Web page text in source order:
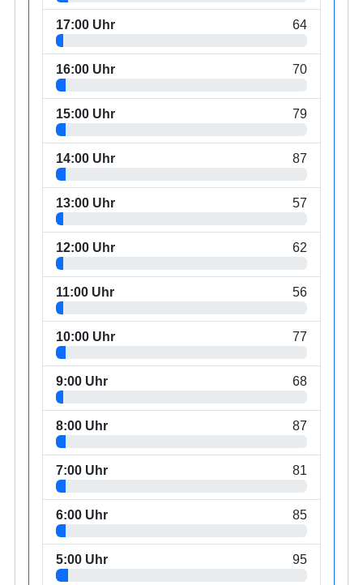
17:00 Uhr 64
16:00 Uhr 70
15:00 Uhr 79
14:00 Uhr 87
13:00 Uhr 57
12:00 Uhr 62
11:00 Uhr 56
10:00 Uhr 77
9:00 Uhr 68
8:00 Uhr 87
7:00 Uhr 81
6:00 Uhr 85
5:00 Uhr 95